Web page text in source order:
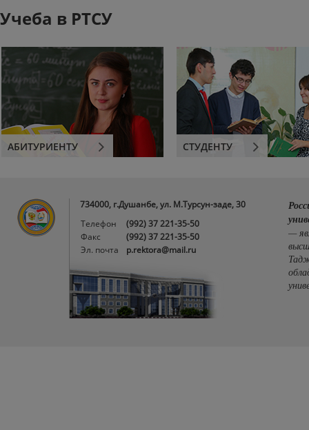
Учеба в РТСУ
АБИТУРИЕНТУ СТУДЕНТУ
734000, г.Душанбе, ул. М.Турсун-заде, 30
Телефон
(992) 37 221-35-50
Факс
(992) 37 221-35-50
Эл. почта
p.rektora@mail.ru
—